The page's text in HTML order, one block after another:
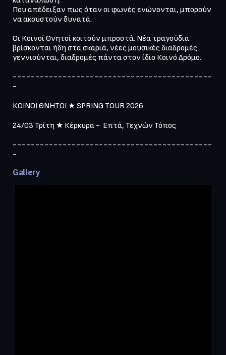
Που απέδειξαν πως όταν οι φωνές ενώνονται, μπορούν
να ακουστούν δυνατά.
Οι Κοινοί Θνητοί κοιτούν μπροστά. Νέα τραγούδια
βρίσκονται ήδη στα σκαριά, νέες μουσικές διαδρομές
γεννιούνται, διαδρομές πάντα στον ίδιο Κοινό Δρόμο.
--------------------------------------------
-
ΚΟΙΝΟΙ ΘΝΗΤΟΙ ★ SPRING TOUR 2026
24/03 Τρίτη ★ Κέρκυρα -  Επτά, Τεχνών Τόπος
--------------------------------------------
-
Gallery